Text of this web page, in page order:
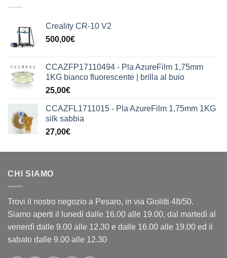
Creality CR-10 V2
500,00€
CCAZFP17110494 - Pla AzureFilm 1,75mm
1KG bianco fluorescente | brilla al buio
25,00€
CCAZFL1711015 - Pla AzureFilm 1,75mm 1KG
silk sabbia
27,00€
CHI SIAMO
Trovi il nostro negozio a Pesaro, in via Giolitti 48/50.
Siamo aperti il lunedì dalle 16.00 alle 19.00, dal martedì al
venerdì dalle 9.00 alle 12.30 e dalle 16.00 alle 19.00 ed il
sabato dalle 9.00 alle 12.30